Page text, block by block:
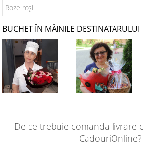
Roze roșii
BUCHET ÎN MÂINILE DESTINATARULUI
De ce trebuie comanda livrare
CadouriOnline?